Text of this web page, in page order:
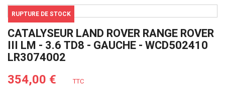
RUPTURE DE STOCK
CATALYSEUR LAND ROVER RANGE ROVER
III LM - 3.6 TD8 - GAUCHE - WCD502410
LR3074002
354,00 € TTC